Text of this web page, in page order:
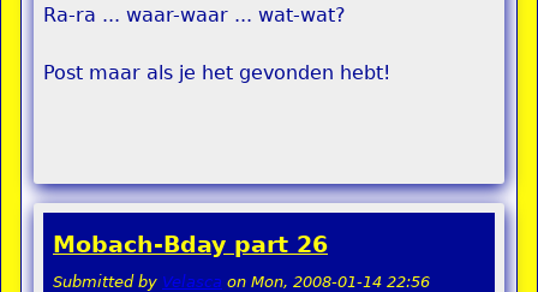
Ra-ra ... waar-waar ... wat-wat?
Post maar als je het gevonden hebt!
Mobach-Bday part 26
Submitted by Velasca on Mon, 2008-01-14 22:56